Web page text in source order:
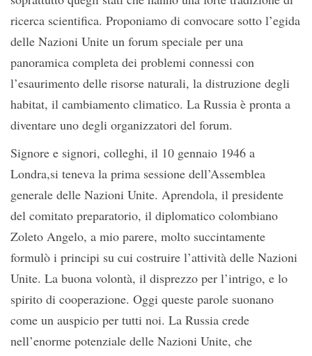
ricerca scientifica. Proponiamo di convocare sotto l’egida
delle Nazioni Unite un forum speciale per una
panoramica completa dei problemi connessi con
l’esaurimento delle risorse naturali, la distruzione degli
habitat, il cambiamento climatico. La Russia è pronta a
diventare uno degli organizzatori del forum.
Signore e signori, colleghi, il 10 gennaio 1946 a
Londra,si teneva la prima sessione dell’Assemblea
generale delle Nazioni Unite. Aprendola, il presidente
del comitato preparatorio, il diplomatico colombiano
Zoleto Angelo, a mio parere, molto succintamente
formulò i principi su cui costruire l’attività delle Nazioni
Unite. La buona volontà, il disprezzo per l’intrigo, e lo
spirito di cooperazione. Oggi queste parole suonano
come un auspicio per tutti noi. La Russia crede
nell’enorme potenziale delle Nazioni Unite, che